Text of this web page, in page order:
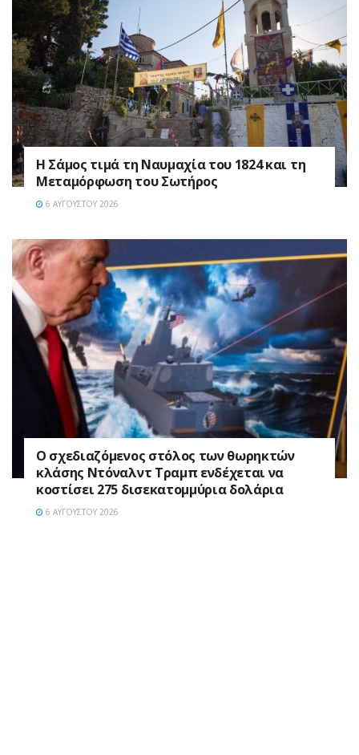
Η Σάμος τιμά τη Ναυμαχία του 1824 και τη
Μεταμόρφωση του Σωτήρος
6 ΑΥΓΟΎΣΤΟΥ 2026
Ο σχεδιαζόμενος στόλος των θωρηκτών
κλάσης Ντόναλντ Τραμπ ενδέχεται να
κοστίσει 275 δισεκατομμύρια δολάρια
6 ΑΥΓΟΎΣΤΟΥ 2026